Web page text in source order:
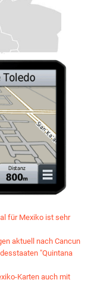
für Mexiko ist sehr
aktuell nach Cancun
"Quintana
Karten auch mit